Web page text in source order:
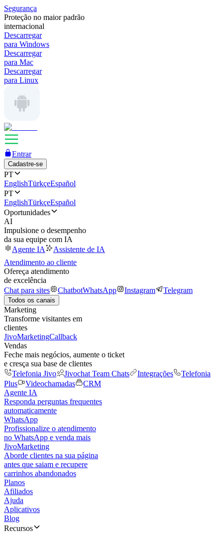
Segurança
Proteção no maior padrão
internacional
Descarregar
para Windows
Descarregar
para Mac
Descarregar
para Linux
Entrar
Cadastre-se
PT
EnglishTürkçeEspañol
PT
EnglishTürkçeEspañol
Oportunidades
AI
Impulsione o desempenho
da sua equipe com IA
Agente IA
Assistente de IA
Atendimento ao cliente
Ofereça atendimento
de excelência
Chat para sites
ChatbotWhatsApp Instagram Telegram
Todos os canais
Marketing
Transforme visitantes em
clientes
JivoMarketingCallback
Vendas
Feche mais negócios, aumente o ticket
e cresça sua base de clientes
Telefonia Jivo
Jivochat Team Chats Integrações
Telefonia
Plus
Videochamadas
CRM
Agente IA
Responda perguntas frequentes
automaticamente
WhatsApp
Profissionalize o atendimento
no WhatsApp e venda mais
JivoMarketing
Aborde clientes na sua página
antes que saiam e recupere
carrinhos abandonados
Planos
Afiliados
Ajuda
Aplicativos
Blog
Recursos